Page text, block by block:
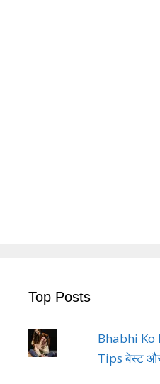
Top Posts
Bhabhi Ko
Tips बेस्ट